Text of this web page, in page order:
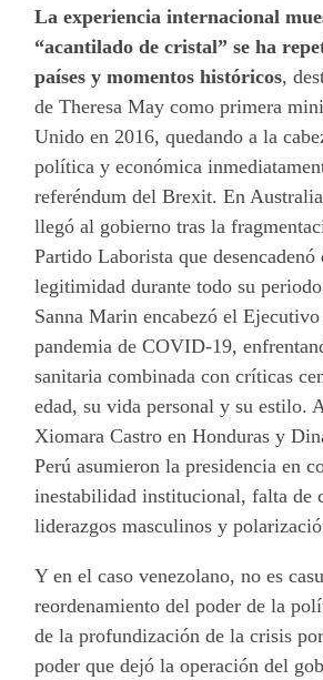
La experiencia internacional
“acantilado de cristal” se ha
países y momentos históricos,
de Theresa May como primera
Unido en 2016, quedando a la
política y económica
referéndum del Brexit. En
llegó al gobierno tras la
Partido Laborista que desencadenó
legitimidad durante todo su
Sanna Marin encabezó el
pandemia de COVID-19,
sanitaria combinada con críticas
edad, su vida personal y su estilo.
Xiomara Castro en Honduras y
Perú asumieron la presidencia en
inestabilidad institucional, falta de
liderazgos masculinos y
Y en el caso venezolano, no es
reordenamiento del poder de la
de la profundización de la crisis
poder que dejó la operación del